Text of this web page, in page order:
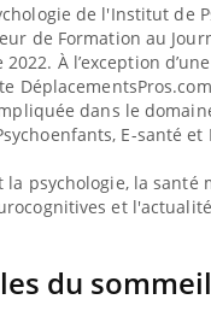
de l'Institut de
de Formation au
2022. Àl’exception
dans le
E-santé et
psychologie, la santé
et
du